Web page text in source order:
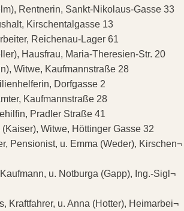
Rentnerin, Sankt-Nikolaus-Gasse 33
Kirschentalgasse 13
Reichenau-Lager 61
Hausfrau, Maria-Theresien-Str. 20
Witwe, Kaufmannstraße 28
Dorfgasse 2
Kaufmannstraße 28
Pradler Straße 41
Witwe, Höttinger Gasse 32
Pensionist, u. Emma (Weder), Kirschen¬
u. Notburga (Gapp), Ing.-Sigl¬
Kraftfahrer, u. Anna (Hotter), Heimarbei¬